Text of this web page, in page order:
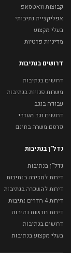
קבוצות וואטסאפ
אפליקציית נתיבותי
בעלי מקצוע
מדיניות פרטיות
דרושים בנתיבות
דרושים בנתיבות
משרות פנויות בנתיבות
עבודה בנגב
דרושים נגב מערבי
פרסם משרה בחינם
נדל"ן בנתיבות
נדל"ן בנתיבות
דירות למכירה בנתיבות
דירות להשכרה בנתיבות
דירות 4 חדרים נתיבות
דירות חדשות נתיבות
דרושים בנתיבות
בעלי מקצוע בנתיבות